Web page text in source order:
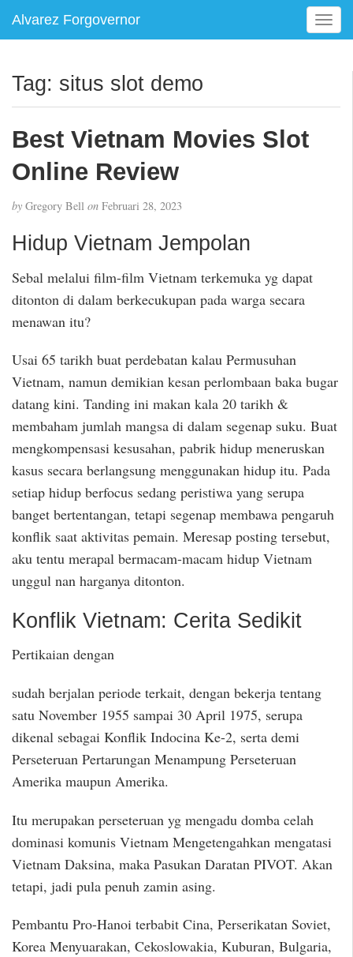
Alvarez Forgovernor
T
o
e
Tag: situs slot demo
Best Vietnam Movies Slot
Online Review
by Gregory Bell on Februari 28, 2023
Hidup Vietnam Jempolan
Sebal melalui film-film Vietnam terkemuka yg dapat
ditonton di dalam berkecukupan pada warga secara
menawan itu?
Usai 65 tarikh buat perdebatan kalau Permusuhan
Vietnam, namun demikian kesan perlombaan baka bugar
datang kini. Tanding ini makan kala 20 tarikh &
membaham jumlah mangsa di dalam segenap suku. Buat
mengkompensasi kesusahan, pabrik hidup meneruskan
kasus secara berlangsung menggunakan hidup itu. Pada
setiap hidup berfocus sedang peristiwa yang serupa
banget bertentangan, tetapi segenap membawa pengaruh
konflik saat aktivitas pemain. Meresap posting tersebut,
aku tentu merapal bermacam-macam hidup Vietnam
unggul nan harganya ditonton.
Konflik Vietnam: Cerita Sedikit
Pertikaian dengan
sudah berjalan periode terkait, dengan bekerja tentang
satu November 1955 sampai 30 April 1975, serupa
dikenal sebagai Konflik Indocina Ke-2, serta demi
Perseteruan Pertarungan Menampung Perseteruan
Amerika maupun Amerika.
Itu merupakan perseteruan yg mengadu domba celah
dominasi komunis Vietnam Mengetengahkan mengatasi
Vietnam Daksina, maka Pasukan Daratan PIVOT. Akan
tetapi, jadi pula penuh zamin asing.
Pembantu Pro-Hanoi terbabit Cina, Perserikatan Soviet,
Korea Menyuarakan, Cekoslowakia, Kuburan, Bulgaria,